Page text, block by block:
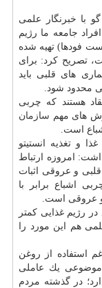
با خبرنگار علمی
افراد جامعه ما رژیم
فودها) تهیه شده
تصریح كرد: برای
های قلبی باید
محدود شود.
هستند كه چربی
های مهم سازمان
است.
و تغذیه انستیتو
امروزه ارتباط
و عروقی اثبات
اشباع برابر با
و عروقی است.
رژیم غذایی كمتر
هم این مورد را
استفاده از روغن
یك عاملی
در گذشته مردم